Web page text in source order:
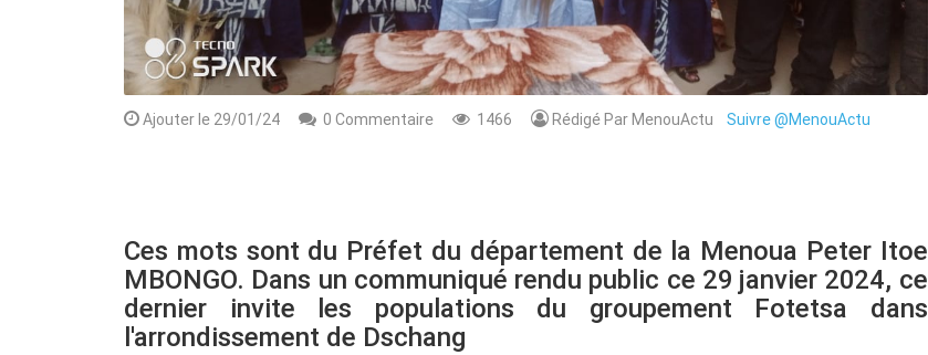
Ajouter le 29/01/24 0 Commentaire 1466 Rédigé Par MenouActuSuivre @MenouActu
Ces mots sont du Préfet du département de la Menoua Peter Itoe
MBONGO. Dans un communiqué rendu public ce 29 janvier 2024, ce
dernier invite les populations du groupement Fotetsa dans
l'arrondissement de Dschang